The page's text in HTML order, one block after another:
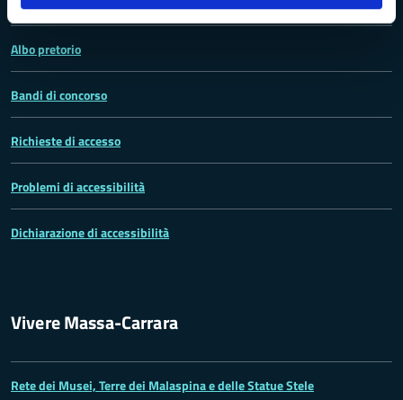
Albo pretorio
Bandi di concorso
Richieste di accesso
Problemi di accessibilità
Dichiarazione di accessibilità
Vivere Massa-Carrara
Rete dei Musei, Terre dei Malaspina e delle Statue Stele